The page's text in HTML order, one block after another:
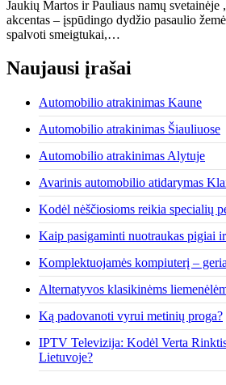
Jaukių Martos ir Pauliaus namų svetainėje
akcentas – įspūdingo dydžio pasaulio
spalvoti smeigtukai,…
Naujausi įrašai
Automobilio atrakinimas Kaune
Automobilio atrakinimas Šiauliuose
Automobilio atrakinimas Alytuje
Avarinis automobilio atidarymas
Kodėl nėščiosioms reikia specialių
Kaip pasigaminti nuotraukas pigiai
Komplektuojamės kompiuterį –
Alternatyvos klasikinėms
Ką padovanoti vyrui metinių proga?
IPTV Televizija: Kodėl Verta
Lietuvoje?